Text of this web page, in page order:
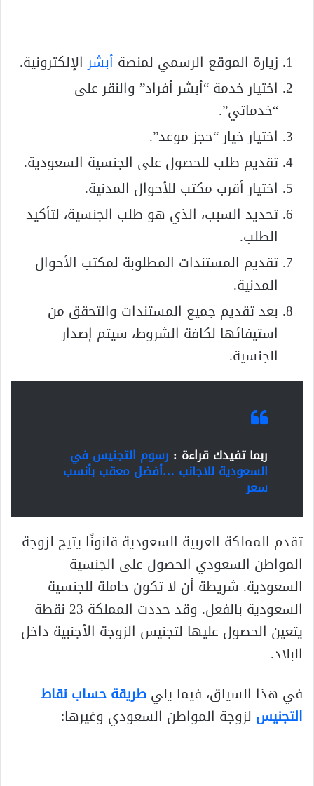
زيارة الموقع الرسمي لمنصة أبشرالإلكترونية.
اختيار خدمة “أبشر أفراد” والنقر على
“خدماتي”.
اختيار خيار “حجز موعد”.
تقديم طلب للحصول على الجنسية السعودية.
اختيار أقرب مكتب للأحوال المدنية.
تحديد السبب، الذي هو طلب الجنسية، لتأكيد
الطلب.
تقديم المستندات المطلوبة لمكتب الأحوال
المدنية.
بعد تقديم جميع المستندات والتحقق من
استيفائها لكافة الشروط، سيتم إصدار
الجنسية.
ربما تفيدك قراءة : رسوم التجنيس في
السعودية للاجانب …أفضل معقب بأنسب
سعر
تقدم المملكة العربية السعودية قانونًا يتيح لزوجة
المواطن السعودي الحصول على الجنسية
السعودية. شريطة أن لا تكون حاملة للجنسية
السعودية بالفعل. وقد حددت المملكة 23 نقطة
يتعين الحصول عليها لتجنيس الزوجة الأجنبية داخل
البلاد.
في هذا السياق، فيما يليطريقة حساب نقاط
التجنيس لزوجة المواطن السعودي وغيرها: